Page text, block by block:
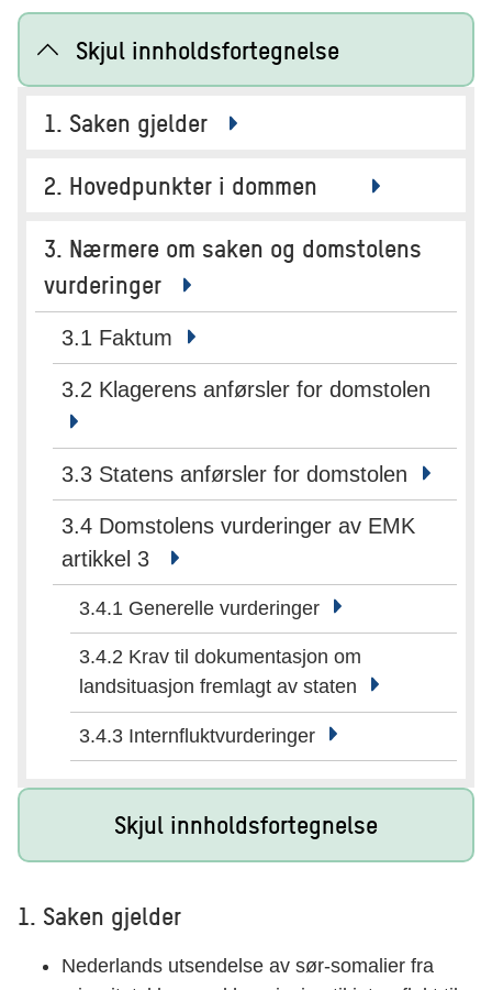
Skjul innholdsfortegnelse
1. Saken gjelder
2. Hovedpunkter i dommen
3. Nærmere om saken og domstolens
vurderinger
3.1 Faktum
3.2 Klagerens anførsler for domstolen
3.3 Statens anførsler for domstolen
3.4 Domstolens vurderinger av EMK
artikkel 3
3.4.1 Generelle vurderinger
3.4.2 Krav til dokumentasjon om
landsituasjon fremlagt av staten
3.4.3 Internfluktvurderinger
Skjul innholdsfortegnelse
1. Saken gjelder
Nederlands utsendelse av sør-somalier fra